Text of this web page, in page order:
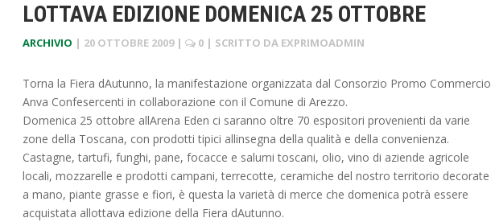
LOTTAVA EDIZIONE DOMENICA 25 OTTOBRE
ARCHIVIO | 20 OTTOBRE 2009 | 0 | SCRITTO DA EXPRIMOADMIN
Torna la Fiera dAutunno, la manifestazione organizzata dal Consorzio Promo Commercio
Anva Confesercenti in collaborazione con il Comune di Arezzo.
Domenica 25 ottobre allArena Eden ci saranno oltre 70 espositori provenienti da varie
zone della Toscana, con prodotti tipici allinsegna della qualità e della convenienza.
Castagne, tartufi, funghi, pane, focacce e salumi toscani, olio, vino di aziende agricole
locali, mozzarelle e prodotti campani, terrecotte, ceramiche del nostro territorio decorate
a mano, piante grasse e fiori, è questa la varietà di merce che domenica potrà essere
acquistata allottava edizione della Fiera dAutunno.